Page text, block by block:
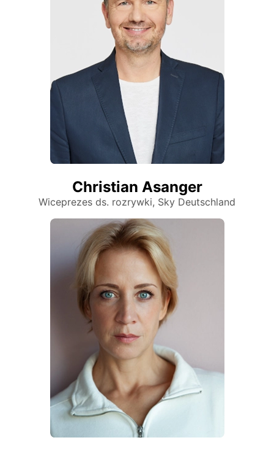
Christian Asanger
Wiceprezes ds. rozrywki, Sky Deutschland